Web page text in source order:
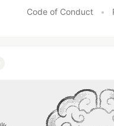
Code of Conduct •